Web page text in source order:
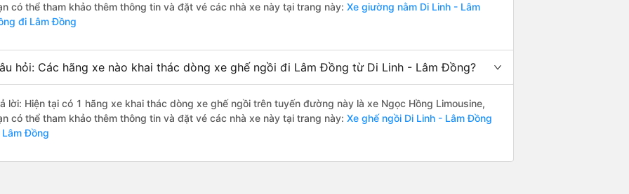
có thể tham khảo thêm thông tin và đặt vé các nhà xe này tại trang này: Xe giường nằm Di Linh - Lâm
đi Lâm Đồng
hỏi: Các hãng xe nào khai thác dòng xe ghế ngồi đi Lâm Đồng từ Di Linh - Lâm Đồng?
lời: Hiện tại có 1 hãng xe khai thác dòng xe ghế ngồi trên tuyến đường này là xe Ngọc Hồng Limousine,
có thể tham khảo thêm thông tin và đặt vé các nhà xe này tại trang này: Xe ghế ngồi Di Linh - Lâm Đồng
Đồng